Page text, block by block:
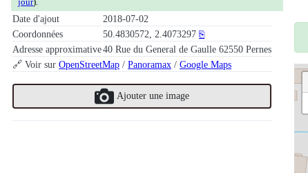
Date d'ajout
2018-07-02
Coordonnées
50.4830572, 2.4073297 ⎘
Adresse approximative40 Rue du General de Gaulle 62550 Pernes
🔗 Voir sur OpenStreetMap / Panoramax / Google Maps
Ajouter une image